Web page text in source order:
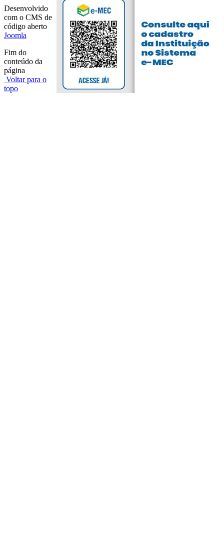
Desenvolvido
com o CMS de
código aberto
Joomla
Fim do
conteúdo da
página
Voltar para o
topo